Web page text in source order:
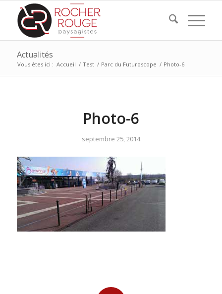
Actualités
Vous êtes ici : Accueil / Test / Parc du Futuroscope / Photo-6
Photo-6
septembre 25, 2014